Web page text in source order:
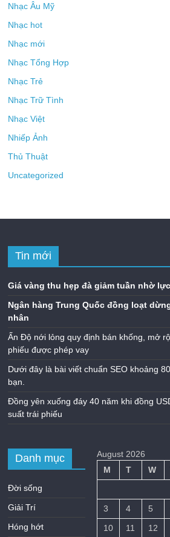
Nhạc Âu Mỹ
Nhạc hot
Nhạc mới
Nhạc Tổng Hợp
Nhạc Trẻ
Nhạc Trữ Tình
Nhạc Việt
Nhiếp Ảnh
Thủ Thuật
Uncategorized
Tin mới
Giá vàng thu hẹp đà giảm tuần nhờ
Ngân hàng Trung Quốc đồng loạt
nhân
Ấn Độ nới lỏng quy định bán khống, mở
phiếu được phép vay
Dưới đây là bài viết chuẩn SEO khoảng
bạn.
Đồng yên xuống đáy 40 năm khi đồng
suất trái phiếu
Danh mục
Đời sống
Giải Trí
Hóng hớt
August 2026
M
T W
3
4 5
10
11 12